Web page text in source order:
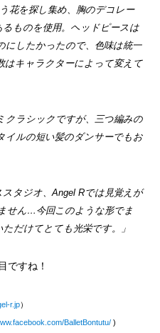
花を探し集め、胸のデコレー
ものを使用。 ヘッドピースは
にしたかったので、色味は統一
はキャラクターによって変えて
クラシックですが、三つ編みの
イルの短い髪のダンサーでもお
タジオ、Angel Rでは見覚えが
せん…今回このような形でま
だけてとても光栄です。」
ですね！
r.jp）
BalletBontutu/)